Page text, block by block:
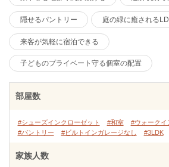
隠せるパントリー 庭の緑に癒される
来客が気軽に宿泊できる
子どものプライベート守る個室の配置
部屋数
#シューズインクローゼット #和室 #ウォークイ
#パントリー
#ビルトインガレージなし #3LDK
家族人数